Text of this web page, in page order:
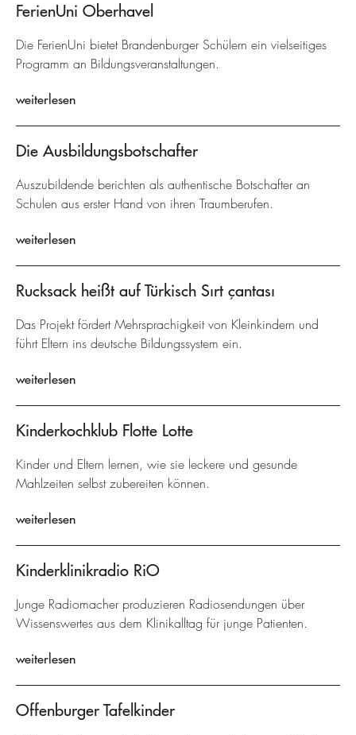
FerienUni Oberhavel
Die FerienUni bietet Brandenburger Schülern ein vielseitiges
Programm an Bildungsveranstaltungen.
weiterlesen
Die Ausbildungsbotschafter
Auszubildende berichten als authentische Botschafter an
Schulen aus erster Hand von ihren Traumberufen.
weiterlesen
Rucksack heißt auf Türkisch Sırt çantası
Das Projekt fördert Mehrsprachigkeit von Kleinkindern und
führt Eltern ins deutsche Bildungssystem ein.
weiterlesen
Kinderkochklub Flotte Lotte
Kinder und Eltern lernen, wie sie leckere und gesunde
Mahlzeiten selbst zubereiten können.
weiterlesen
Kinderklinikradio RiO
Junge Radiomacher produzieren Radiosendungen über
Wissenswertes aus dem Klinikalltag für junge Patienten.
weiterlesen
Offenburger Tafelkinder